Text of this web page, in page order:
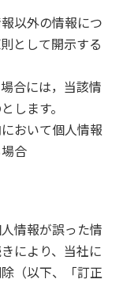
以外の情報につ
として開示する
合には，当該情
します。
おいて個人情報
合
情報が誤った情
により、当社に
（以下、「訂正